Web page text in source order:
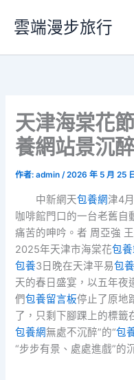
要
雲端漫步旅行
天津海棠花
養網站景沉
作者:admin/2026 年 5 月 25 日
中新網天包養網津4
咖啡館門口的一台老舊自
痛苦的呻吟。者 周亞強
2025年天津市海棠花包
包養3日晚在天津平易包
天的春日盛宴，以五年夜
們包養留言板停止了原地
了，只剩下腳踝上的標籤
包養網無處不沉醉”的“包
“步步有景、處處進戲”的